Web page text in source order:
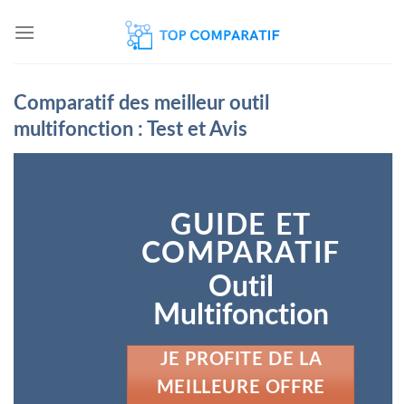
Comparatif des meilleur outil
multifonction : Test et Avis
GUIDE ET
COMPARATIF
Outil
Multifonction
JE PROFITE DE LA
MEILLEURE OFFRE